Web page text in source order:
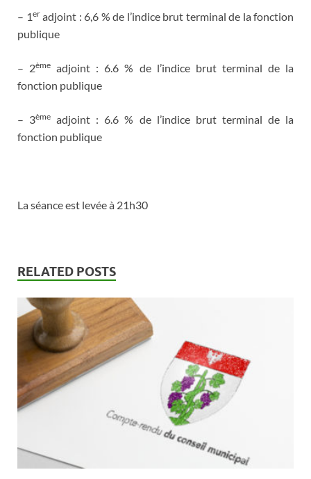
– 1eradjoint : 6,6 % de l’indice brut terminal de la fonction
publique
– 2ème adjoint : 6.6 % de l’indice brut terminal de la
fonction publique
– 3ème adjoint : 6.6 % de l’indice brut terminal de la
fonction publique
La séance est levée à 21h30
RELATED POSTS